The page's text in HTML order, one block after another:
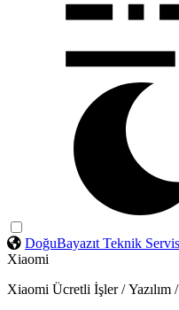
DoğuBayazıt Teknik Servis
Xiaomi
Xiaomi Ücretli İşler /